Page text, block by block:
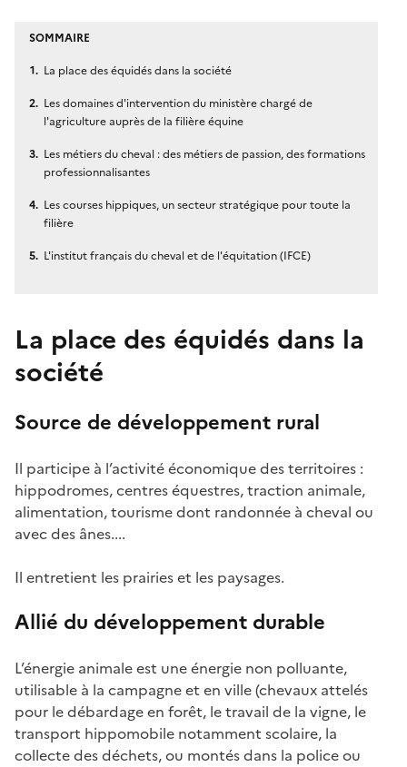
SOMMAIRE
La place des équidés dans la société
Les domaines d'intervention du ministère chargé de
l'agriculture auprès de la filière équine
Les métiers du cheval : des métiers de passion, des formations
professionnalisantes
Les courses hippiques, un secteur stratégique pour toute la
filière
L'institut français du cheval et de l'équitation (IFCE)
La place des équidés dans la
société
Source de développement rural
Il participe à l’activité économique des territoires :
hippodromes, centres équestres, traction animale,
alimentation, tourisme dont randonnée à cheval ou
avec des ânes....
Il entretient les prairies et les paysages.
Allié du développement durable
L’énergie animale est une énergie non polluante,
utilisable à la campagne et en ville (chevaux attelés
pour le débardage en forêt, le travail de la vigne, le
transport hippomobile notamment scolaire, la
collecte des déchets, ou montés dans la police ou